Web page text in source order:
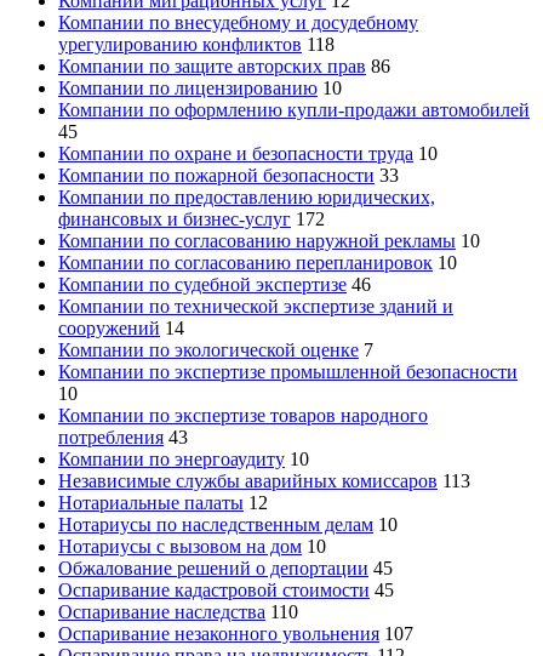
Компании по внесудебному и досудебному
урегулированию конфликтов 118
Компании по защите авторских прав 86
Компании по лицензированию 10
Компании по оформлению купли-продажи автомобилей
45
Компании по охране и безопасности труда 10
Компании по пожарной безопасности 33
Компании по предоставлению юридических,
финансовых и бизнес-услуг 172
Компании по согласованию наружной рекламы 10
Компании по согласованию перепланировок 10
Компании по судебной экспертизе 46
Компании по технической экспертизе зданий и
сооружений 14
Компании по экологической оценке 7
Компании по экспертизе промышленной безопасности
10
Компании по экспертизе товаров народного
потребления 43
Компании по энергоаудиту 10
Независимые службы аварийных комиссаров 113
Нотариальные палаты 12
Нотариусы по наследственным делам 10
Нотариусы с вызовом на дом 10
Обжалование решений о депортации 45
Оспаривание кадастровой стоимости 45
Оспаривание наследства 110
Оспаривание незаконного увольнения 107